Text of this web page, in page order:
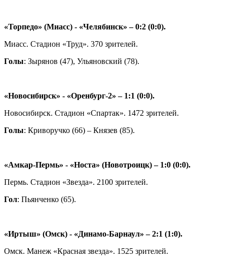
«Торпедо» (Миасс) - «Челябинск» – 0:2 (0:0).
Миасс. Стадион «Труд». 370 зрителей.
Голы: Зырянов (47), Ульяновский (78).
«Новосибирск» - «Оренбург-2» – 1:1 (0:0).
Новосибирск. Стадион «Спартак». 1472 зрителей.
Голы: Криворучко (66) – Князев (85).
«Амкар-Пермь» - «Носта» (Новотроицк) – 1:0 (0:0).
Пермь. Стадион «Звезда». 2100 зрителей.
Гол: Пьянченко (65).
«Иртыш» (Омск) - «Динамо-Барнаул» – 2:1 (1:0).
Омск. Манеж «Красная звезда». 1525 зрителей.